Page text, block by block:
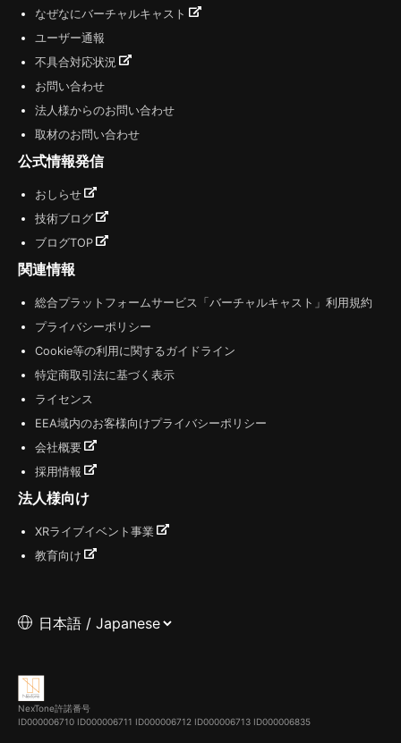
なぜなにバーチャルキャスト
ユーザー通報
不具合対応状況
お問い合わせ
法人様からのお問い合わせ
取材のお問い合わせ
公式情報発信
おしらせ
技術ブログ
ブログTOP
関連情報
総合プラットフォームサービス「バーチャルキャスト」利用規約
プライバシーポリシー
Cookie等の利用に関するガイドライン
特定商取引法に基づく表示
ライセンス
EEA域内のお客様向けプライバシーポリシー
会社概要
採用情報
法人様向け
XRライブイベント事業
教育向け
NexTone許諾番号
ID000006710 ID000006711 ID000006712 ID000006713 ID000006835